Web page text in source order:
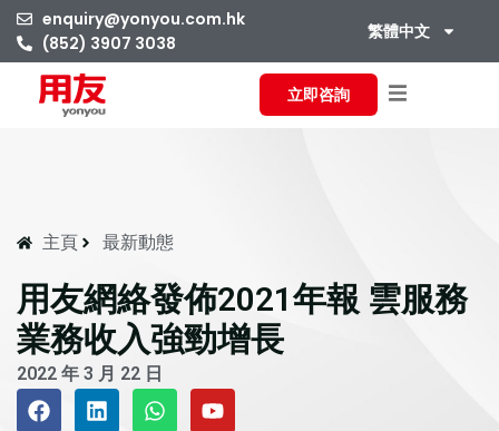
enquiry@yonyou.com.hk
(852) 3907 3038
繁體中文
立即咨詢
主頁 最新動態
用友網絡發佈2021年報 雲服務
業務收入強勁增長
2022 年 3 月 22 日